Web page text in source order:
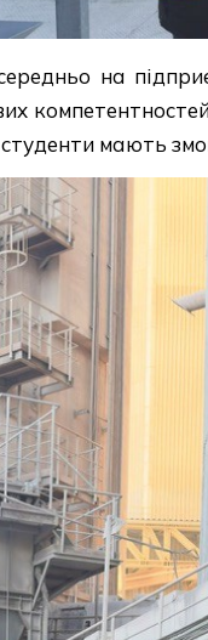
на
студенти мають